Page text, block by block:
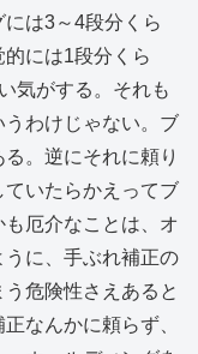
は3～4段分くら
には1段分くら
気がする。それも
わけじゃない。ブ
。逆にそれに頼り
いたらかえってブ
厄介なことは、オ
うに、手ぶれ補正の
危険性さえあると
なんかに頼らず、